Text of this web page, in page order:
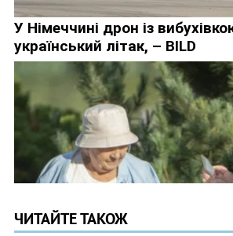
ЧИТАЙТЕ ТАКОЖ